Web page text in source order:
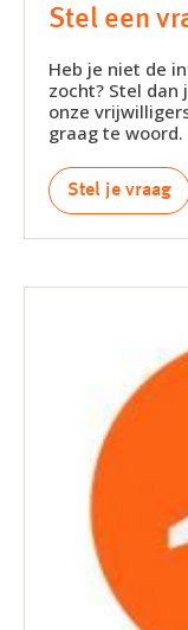
Stel een
Heb je niet de
zocht? Stel
onze
graag te woord.
Stel je vraag